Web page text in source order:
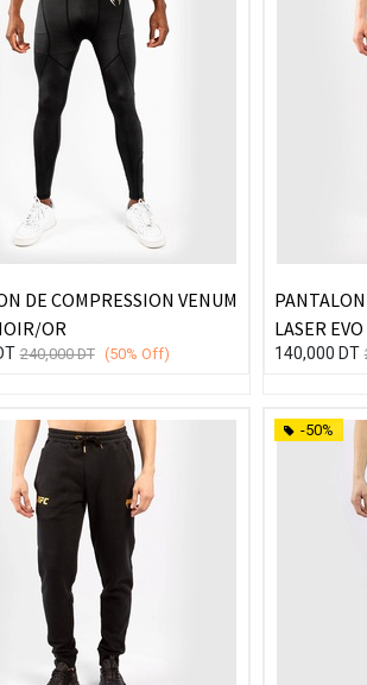
DE COMPRESSION VENUM
OR
240,000DT (50% Off)
LASER
140,000 DT
-50%